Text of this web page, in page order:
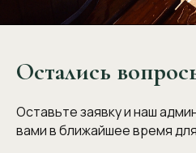
Остались
Оставьте заявку и наш
вами в ближайшее время